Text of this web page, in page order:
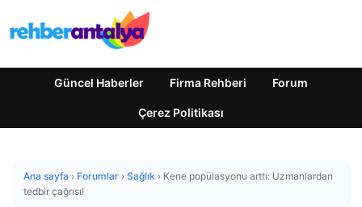
Güncel Haberler Firma Rehberi Forum
Çerez Politikası
Ana sayfa › Forumlar › Sağlık › Kene popülasyonu arttı: Uzmanlardan
tedbir çağrısı!